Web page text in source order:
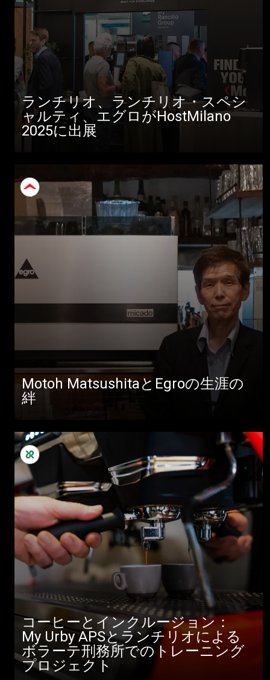
ランチリオ、ランチリオ・スペシ
ャルティ、エグロがHostMilano
2025に出展
Motoh MatsushitaとEgroの生涯の
絆
コーヒーとインクルージョン：
My Urby APSとランチリオによる
ボラーテ刑務所でのトレーニング
プロジェクト